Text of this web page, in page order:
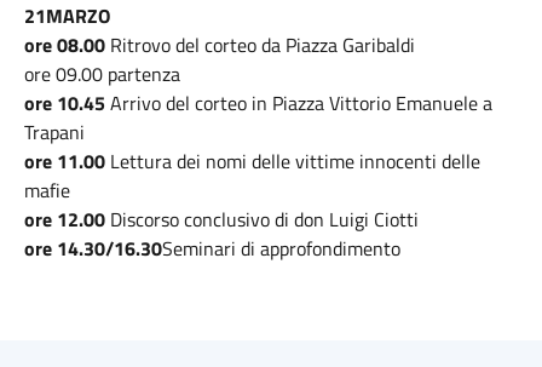
21MARZO
ore 08.00 Ritrovo del corteo da Piazza Garibaldi
ore 09.00 partenza
ore 10.45Arrivo del corteo in Piazza Vittorio Emanuele a
Trapani
ore 11.00 Lettura dei nomi delle vittime innocenti delle
mafie
ore 12.00 Discorso conclusivo di don Luigi Ciotti
ore 14.30/16.30Seminari di approfondimento